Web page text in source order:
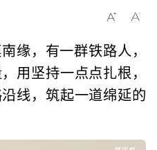
缘，有一群铁路人，
用坚持一点点扎根，
线，筑起一道绵延的